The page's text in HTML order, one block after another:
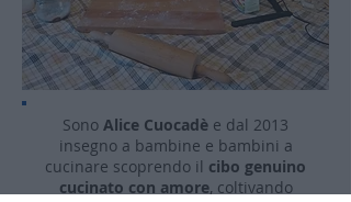
Sono Alice Cuocadè e dal 2013
insegno a bambine e bambini a
cucinare scoprendo il cibo genuino
cucinato con amore, coltivando